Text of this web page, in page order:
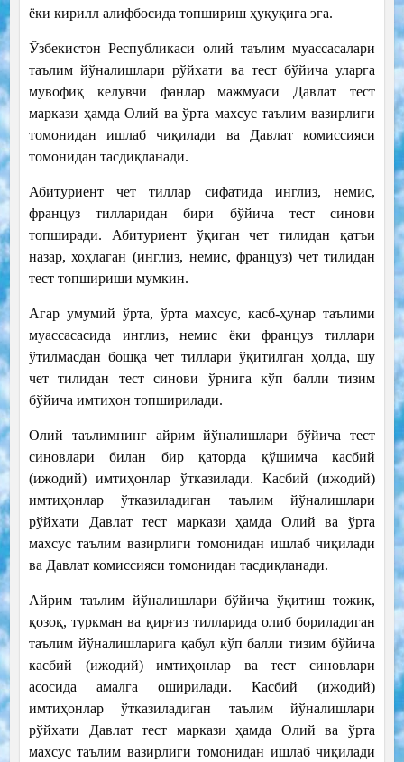
ёки кирилл алифбосида топшириш ҳуқуқига эга.
Ўзбекистон Республикаси олий таълим муассасалари
таълим йўналишлари рўйхати ва тест бўйича уларга
мувофиқ келувчи фанлар мажмуаси Давлат тест
маркази ҳамда Олий ва ўрта махсус таълим вазирлиги
томонидан ишлаб чиқилади ва Давлат комиссияси
томонидан тасдиқланади.
Абитуриент чет тиллар сифатида инглиз, немис,
француз тилларидан бири бўйича тест синови
топширади. Абитуриент ўқиган чет тилидан қатъи
назар, хоҳлаган (инглиз, немис, француз) чет тилидан
тест топшириши мумкин.
Агар умумий ўрта, ўрта махсус, касб-ҳунар таълими
муассасасида инглиз, немис ёки француз тиллари
ўтилмасдан бошқа чет тиллари ўқитилган ҳолда, шу
чет тилидан тест синови ўрнига кўп балли тизим
бўйича имтиҳон топширилади.
Олий таълимнинг айрим йўналишлари бўйича тест
синовлари билан бир қаторда қўшимча касбий
(ижодий) имтиҳонлар ўтказилади. Касбий (ижодий)
имтиҳонлар ўтказиладиган таълим йўналишлари
рўйхати Давлат тест маркази ҳамда Олий ва ўрта
махсус таълим вазирлиги томонидан ишлаб чиқилади
ва Давлат комиссияси томонидан тасдиқланади.
Айрим таълим йўналишлари бўйича ўқитиш тожик,
қозоқ, туркман ва қирғиз тилларида олиб бориладиган
таълим йўналишларига қабул кўп балли тизим бўйича
касбий (ижодий) имтиҳонлар ва тест синовлари
асосида амалга оширилади. Касбий (ижодий)
имтиҳонлар ўтказиладиган таълим йўналишлари
рўйхати Давлат тест маркази ҳамда Олий ва ўрта
махсус таълим вазирлиги томонидан ишлаб чиқилади